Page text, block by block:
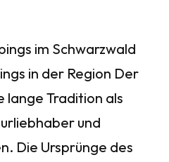
im Schwarzwald
in der Region Der
lange Tradition als
und
Die Ursprünge des